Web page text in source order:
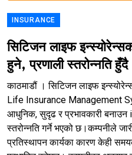
INSURANCE
सिटिजन लाइफ
हुने, प्रणाली स्तरोन्नति हुँदै
काठमाडौं । सिटिजन लाइफ
Life Insurance Management
आधुनिक, सुदृढ र प्रभावकारी
स्तरोन्नति गर्ने भएको छ।कम्पनीले
प्रतिस्थापन कार्यका कारण केही